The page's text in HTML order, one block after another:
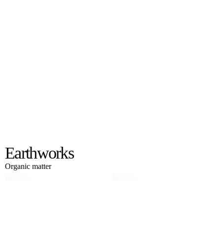
Earthworks
Earthworks
Organic matter